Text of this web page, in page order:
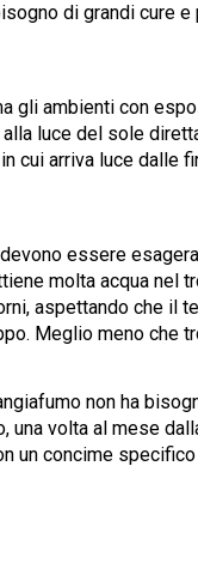
di grandi cure
gli ambienti con
alla luce del sole
cui arriva luce dalle
essere
molta acqua nel
aspettando che il
Meglio meno che
non ha
una volta al mese
un concime